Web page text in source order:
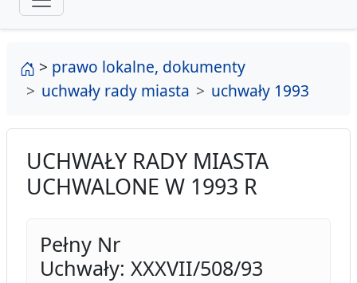
strona główna
> prawo lokalne, dokumenty
uchwały rady miasta
uchwały 1993
UCHWAŁY RADY MIASTA
UCHWALONE W 1993 R
Pełny Nr
Uchwały: XXXVII/508/93